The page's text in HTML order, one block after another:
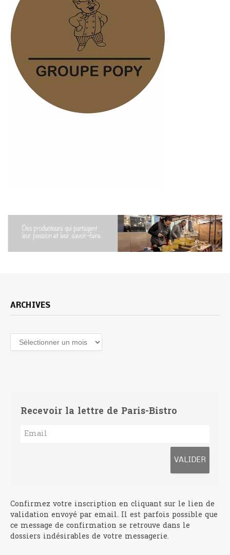
ARCHIVES
Archives
Recevoir la lettre de Paris-Bistro
Confirmez votre inscription en cliquant sur le lien de
validation envoyé par email. Il est parfois possible que
ce message de confirmation se retrouve dans le
dossiers indésirables de votre messagerie.